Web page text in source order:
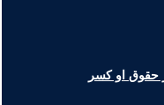
حقوق او کسر